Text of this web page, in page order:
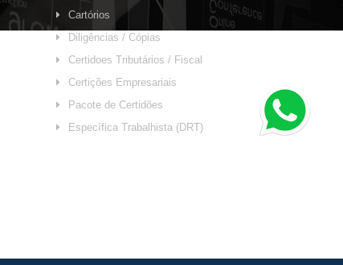
Cartórios
Diligências / Cópias
Certidoes Tributários / Fiscal
Certições Empresariais
Pacote de Certidões
Específica Trabalhista (DRT)